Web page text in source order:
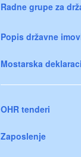
Radne grupe za
Popis državne
Mostarska
OHR tenderi
Zaposlenje